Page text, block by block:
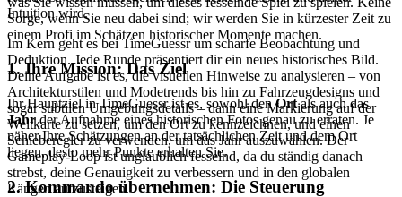
Intuition wird.
Im Kern geht es bei TimeGuessr um scharfe Beobachtung und
Deduktion. Jede Runde präsentiert dir ein neues historisches Bild.
Deine Aufgabe ist es, die visuellen Hinweise zu analysieren – von
Architekturstilen und Modetrends bis hin zu Fahrzeugdesigns und
sogar subtilen Umgebungsdetails – dann eine Markierung auf der
Weltkarte zu setzen, um den Ort zu kennzeichnen, und einen
Schieberegler zu verwenden, um das Jahr auszuwählen. Der
Gameplay-Loop ist unglaublich fesselnd, da du ständig danach
strebst, deine Genauigkeit zu verbessern und in den globalen
Rängen aufzusteigen.
Sorge, wenn Sie neu dabei sind; wir werden Sie in kürzester Zeit zu
einem Profi im Schätzen historischer Momente machen.
1. Ihre Mission: Das Ziel
Ihr Hauptziel in TimeGuessr ist es, sowohl denOrtals auch das
Jahrder Aufnahme eines historischen Fotos genau zu erraten. Je
näher Ihre Schätzungen an der tatsächlichen Zeit und dem Ort
liegen, desto mehr Punkte erhalten Sie.
2. Kommando übernehmen: Die Steuerung